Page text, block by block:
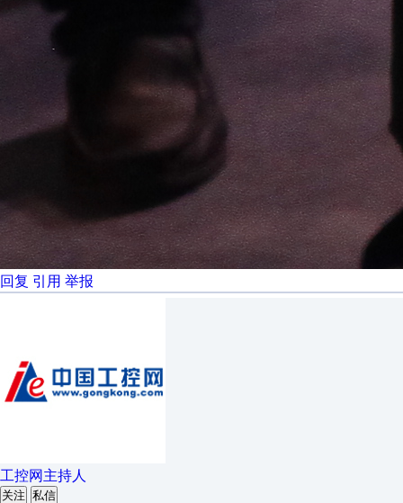
回复 引用 举报
工控网主持人
关注 私信